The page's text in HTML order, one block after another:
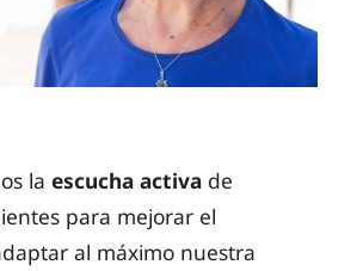
la escucha activade
para mejorar el
al máximo nuestra